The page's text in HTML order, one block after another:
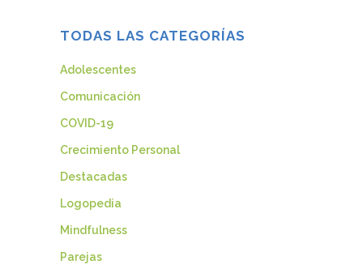
TODAS LAS CATEGORÍAS
Adolescentes
Comunicación
COVID-19
Crecimiento Personal
Destacadas
Logopedia
Mindfulness
Parejas